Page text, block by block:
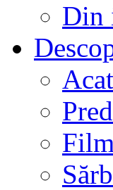
Din